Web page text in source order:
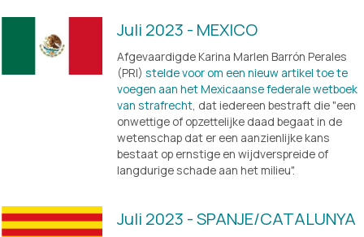
Juli 2023 - MEXICO
Afgevaardigde Karina Marlen Barrón Perales
(PRI) stelde voor om een nieuw artikel toe te
voegen aan het Mexicaanse federale wetboek
van strafrecht, dat iedereen bestraft die "een
onwettige of opzettelijke daad begaat in de
wetenschap dat er een aanzienlijke kans
bestaat op ernstige en wijdverspreide of
langdurige schade aan het milieu".
Juli 2023 - SPANJE/CATALUNYA